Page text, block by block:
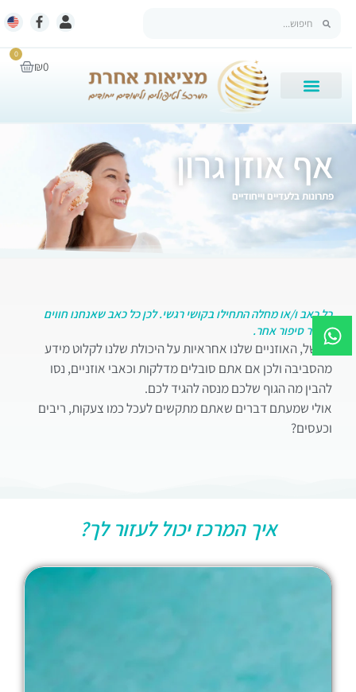
₪0
0
אף אוזן גרון
פתרונות בלעדיים וייחודיים
כל כאב ו/או מחלה התחילו בקושי רגשי. לכן כל כאב שאנחנו חווים
מספר סיפור אחר.
למשל, האוזניים שלנו אחראיות על היכולת שלנו לקלוט מידע
מהסביבה ולכן אם אתם סובלים מדלקות וכאבי אוזניים, נסו
להבין מה הגוף שלכם מנסה להגיד לכם.
אולי שמעתם דברים שאתם מתקשים לעכל כמו צעקות, ריבים
וכעסים?
איך המרכז יכול לעזור לך?